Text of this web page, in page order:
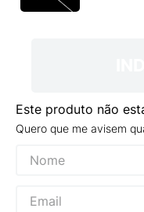
Este produto não
Quero que me avisem
VANS TÊNIS VANS